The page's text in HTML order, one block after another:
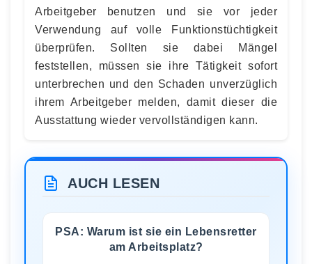
Arbeitgeber benutzen und sie vor jeder
Verwendung auf volle Funktionstüchtigkeit
überprüfen. Sollten sie dabei Mängel
feststellen, müssen sie ihre Tätigkeit sofort
unterbrechen und den Schaden unverzüglich
ihrem Arbeitgeber melden, damit dieser die
Ausstattung wieder vervollständigen kann.
AUCH LESEN
PSA: Warum ist sie ein Lebensretter
am Arbeitsplatz?